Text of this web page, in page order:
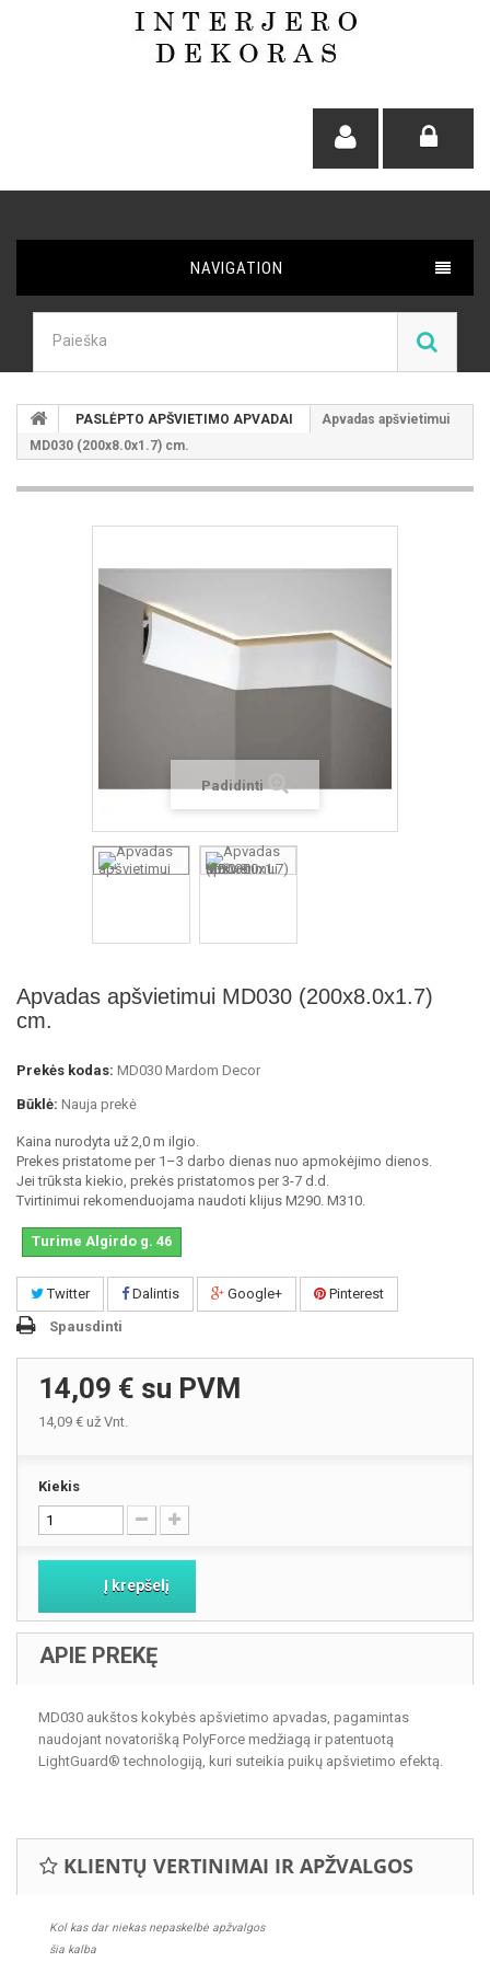
NAVIGATION
PASLĖPTO APŠVIETIMO APVADAI
Apvadas apšvietimui
MD030 (200x8.0x1.7) cm.
Padidinti
Apvadas apšvietimui MD030 (200x8.0x1.7)
cm.
Prekės kodas: MD030 Mardom Decor
Būklė: Nauja prekė
Kaina nurodyta už 2,0 m ilgio.
Prekes pristatome per 1–3 darbo dienas nuo apmokėjimo dienos.
Jei trūksta kiekio, prekės pristatomos per 3-7 d.d.
Tvirtinimui rekomenduojama naudoti klijus M290. M310.
Turime Algirdo g. 46
Twitter Dalintis Google+
Pinterest
Spausdinti
14,09 € su PVM
14,09 € už Vnt.
Kiekis
Į krepšelį
APIE PREKĘ
MD030 aukštos kokybės apšvietimo apvadas, pagamintas
naudojant novatorišką PolyForce medžiagą ir patentuotą
LightGuard® technologiją, kuri suteikia puikų apšvietimo efektą.
KLIENTŲ VERTINIMAI IR APŽVALGOS
Kol kas dar niekas nepaskelbė apžvalgos
šia kalba